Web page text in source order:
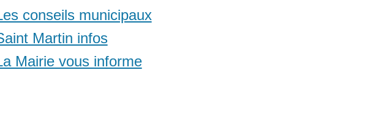
conseils municipaux
Martin infos
Mairie vous informe